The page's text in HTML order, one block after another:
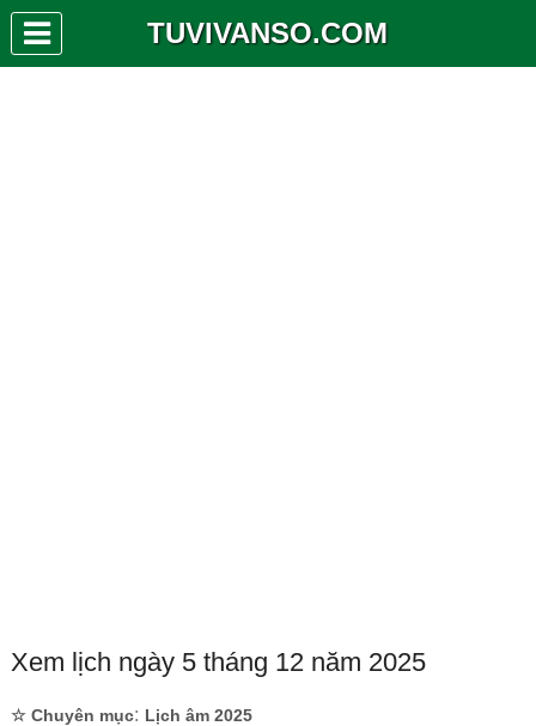
TUVIVANSO.COM
Xem lịch ngày 5 tháng 12 năm 2025
☆ Chuyên mục: Lịch âm 2025